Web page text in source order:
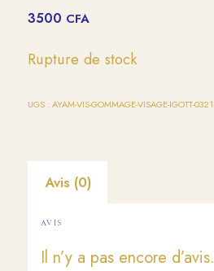
3500 CFA
Rupture de stock
UGS : AYAM-VIS-GOMMAGE-VISAGE-IGOTT-0321
Avis (0)
AVIS
Il n’y a pas encore d’avis.